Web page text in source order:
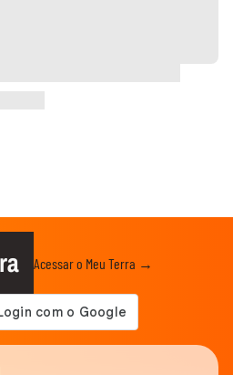
Acessar o Meu Terra →